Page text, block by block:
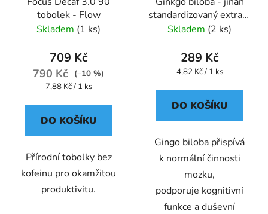
tobolek - Flow
Skladem (1 ks)
709 Kč
790 Kč
(–10 %)
Měrná
7,88 Kč / 1 ks
DO KOŠÍKU
Přírodní tobolky bez
kofeinu pro okamžitou
produktivitu.
standardizovaný extrakt
kapsle 60 ks
Skladem (2 ks)
289 Kč
Měrná
4,82 Kč / 1 ks
DO KOŠÍKU
Gingo biloba přispívá
k normální činnosti
mozku,
podporuje kognitivní
funkce a duševní